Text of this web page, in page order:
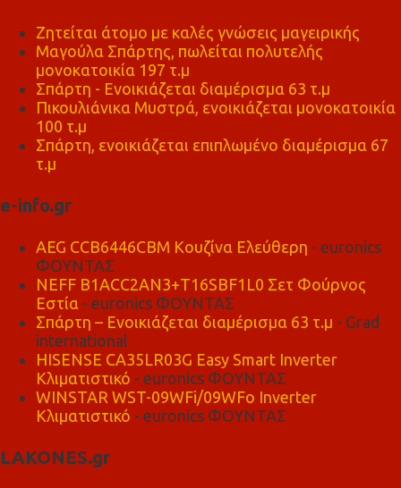
Ζητείται άτομο με καλές γνώσεις μαγειρικής
Μαγούλα Σπάρτης, πωλείται πολυτελής
μονοκατοικία 197 τ.μ
Σπάρτη - Ενοικιάζεται διαμέρισμα 63 τ.μ
Πικουλιάνικα Μυστρά, ενοικιάζεται μονοκατοικία
100 τ.μ
Σπάρτη, ενοικιάζεται επιπλωμένο διαμέρισμα 67
τ.μ
e-info.gr
AEG CCB6446CBM Κουζίνα Ελεύθερη - euronics
ΦΟΥΝΤΑΣ
NEFF B1ACC2AN3+T16SBF1L0 Σετ Φούρνος
Εστία - euronics ΦΟΥΝΤΑΣ
Σπάρτη – Ενοικιάζεται διαμέρισμα 63 τ.μ - Grad
international
HISENSE CA35LR03G Easy Smart Inverter
Κλιματιστικό - euronics ΦΟΥΝΤΑΣ
WINSTAR WST-09WFi/09WFo Inverter
Κλιματιστικό - euronics ΦΟΥΝΤΑΣ
LAKONES.gr